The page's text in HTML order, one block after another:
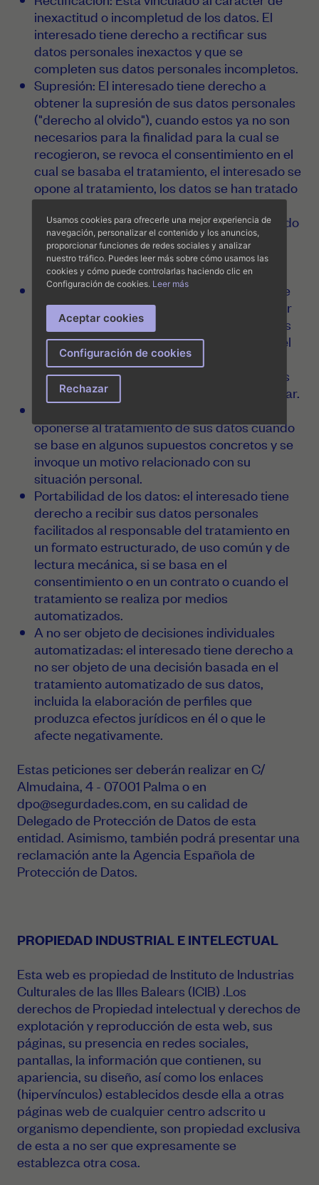
inexactitud o incompletud de los datos. El
interesado tiene derecho a rectificar sus
datos personales inexactos y que se
completen sus datos personales incompletos.
Supresión: El interesado tiene derecho a
obtener la supresión de sus datos personales
("derecho al olvido"), cuando estos ya no son
necesarios para la finalidad para la cual se
recogieron, se revoca el consentimiento en el
cual se basaba el tratamiento, el interesado se
opone al tratamiento, los datos se han tratado
ilícitamente, se tienen que suprimir para
cumplir una obligación legal o se han obtenido
en relación con la oferta de servicios de la
sociedad de la información dirigida a
menores.
Limitación del tratamiento: es un derecho de
la persona interesada consistente en marcar
sus datos de carácter personal conservados
con la finalidad de limitar el tratamiento en el
futuro. La limitación del tratamiento supone
que, a petición de la persona interesada, sus
datos personales indicados se dejen de tratar.
oponerse al tratamiento de sus datos cuando
se base en algunos supuestos concretos y se
invoque un motivo relacionado con su
situación personal.
Portabilidad de los datos: el interesado tiene
derecho a recibir sus datos personales
facilitados al responsable del tratamiento en
un formato estructurado, de uso común y de
lectura mecánica, si se basa en el
consentimiento o en un contrato o cuando el
tratamiento se realiza por medios
automatizados.
A no ser objeto de decisiones individuales
automatizadas: el interesado tiene derecho a
no ser objeto de una decisión basada en el
tratamiento automatizado de sus datos,
incluida la elaboración de perfiles que
produzca efectos jurídicos en él o que le
afecte negativamente.
Estas peticiones ser deberán realizar en C/
Almudaina, 4 - 07001 Palma o en
dpo@segurdades.com, en su calidad de
Delegado de Protección de Datos de esta
entidad. Asimismo, también podrá presentar una
reclamación ante la Agencia Española de
Protección de Datos.
PROPIEDAD INDUSTRIAL E INTELECTUAL
Esta web es propiedad de Instituto de Industrias
Culturales de las Illes Balears (ICIB) .Los
derechos de Propiedad intelectual y derechos de
explotación y reproducción de esta web, sus
páginas, su presencia en redes sociales,
pantallas, la información que contienen, su
apariencia, su diseño, así como los enlaces
(hipervínculos) establecidos desde ella a otras
páginas web de cualquier centro adscrito u
organismo dependiente, son propiedad exclusiva
de esta a no ser que expresamente se
establezca otra cosa.
Usamos cookies para ofrecerle una mejor experiencia de
navegación, personalizar el contenido y los anuncios,
proporcionar funciones de redes sociales y analizar
nuestro tráfico. Puedes leer más sobre cómo usamos las
cookies y cómo puede controlarlas haciendo clic en
Configuración de cookies. Leer más
Aceptar cookies
Configuración de cookies
Rechazar